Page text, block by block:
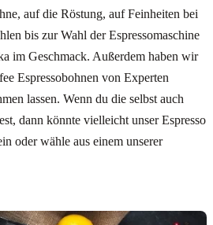
auf die Röstung, auf Feinheiten bei
bis zur Wahl der Espressomaschine
im Geschmack. Außerdem haben wir
Espressobohnen von Experten
lassen. Wenn du die selbst auch
dann könnte vielleicht unser Espresso
oder wähle aus einem unserer